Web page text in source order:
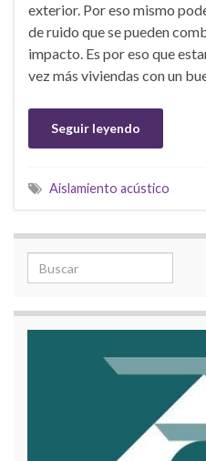
exterior. Por eso mismo
de ruido que se pueden
impacto. Es por eso que
vez más viviendas con un
Seguir leyendo
Aislamiento acústico
Search for: